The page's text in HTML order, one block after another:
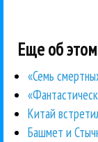
Еще об этом
«Семь
Китай
Башмет и